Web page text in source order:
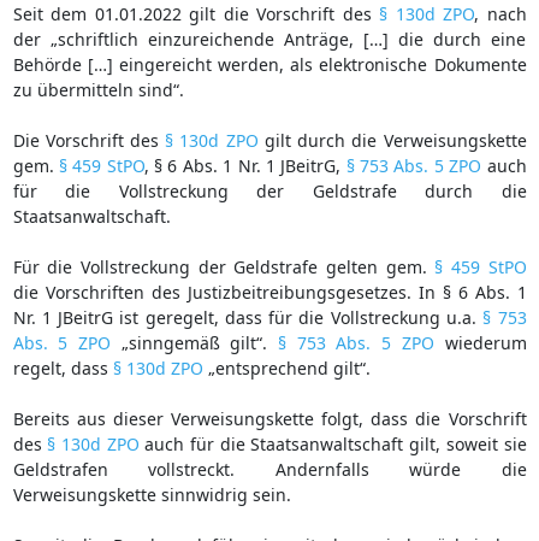
Seit dem 01.01.2022 gilt die Vorschrift des § 130d ZPO, nach
der „schriftlich einzureichende Anträge, […] die durch eine
Behörde […] eingereicht werden, als elektronische Dokumente
zu übermitteln sind“.
Die Vorschrift des § 130d ZPO gilt durch die Verweisungskette
gem. § 459 StPO, § 6 Abs. 1 Nr. 1 JBeitrG, § 753 Abs. 5 ZPO auch
für die Vollstreckung der Geldstrafe durch die
Staatsanwaltschaft.
Für die Vollstreckung der Geldstrafe gelten gem. § 459 StPO
die Vorschriften des Justizbeitreibungsgesetzes. In § 6 Abs. 1
Nr. 1 JBeitrG ist geregelt, dass für die Vollstreckung u.a. § 753
Abs. 5 ZPO „sinngemäß gilt“. § 753 Abs. 5 ZPO wiederum
regelt, dass § 130d ZPO „entsprechend gilt“.
Bereits aus dieser Verweisungskette folgt, dass die Vorschrift
des § 130d ZPO auch für die Staatsanwaltschaft gilt, soweit sie
Geldstrafen vollstreckt. Andernfalls würde die
Verweisungskette sinnwidrig sein.